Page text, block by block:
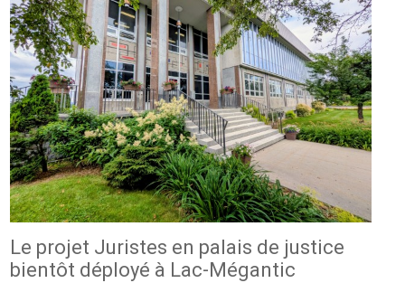
Le projet Juristes en palais de justice
bientôt déployé à Lac-Mégantic